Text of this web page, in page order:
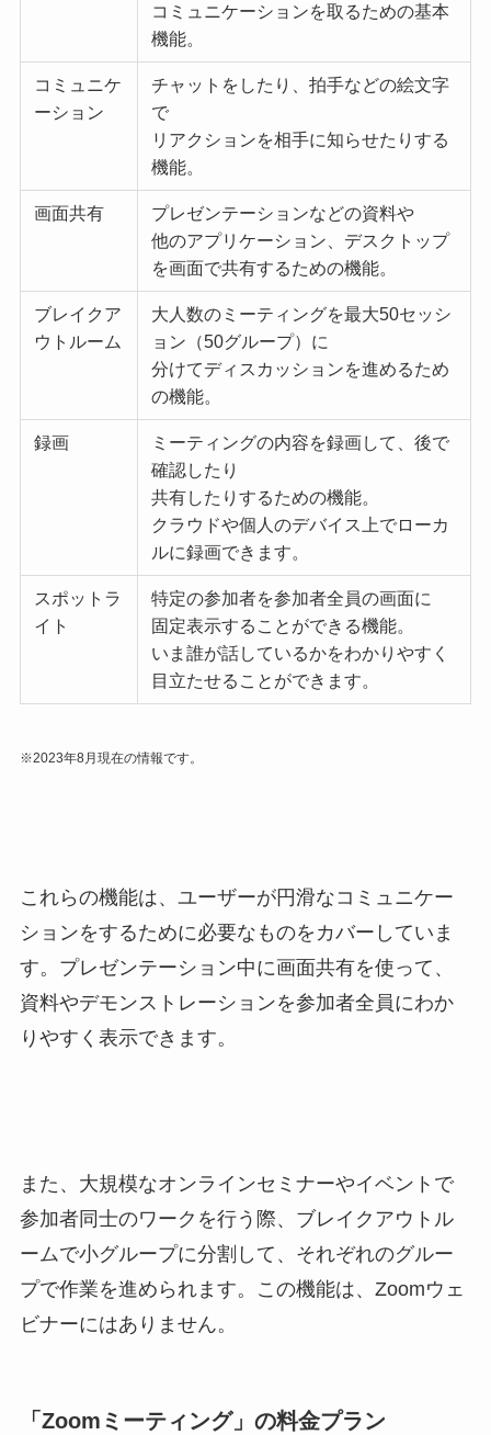
コミュニケーションを取るための基本
機能。
コミュニケ
ーション
チャットをしたり、拍手などの絵文字
で
リアクションを相手に知らせたりする
機能。
画面共有
プレゼンテーションなどの資料や
他のアプリケーション、デスクトップ
を画面で共有するための機能。
ブレイクア
ウトルーム
大人数のミーティングを最大50セッシ
ョン（50グループ）に
分けてディスカッションを進めるため
の機能。
録画
ミーティングの内容を録画して、後で
確認したり
共有したりするための機能。
クラウドや個人のデバイス上でローカ
ルに録画できます。
スポットラ
イト
特定の参加者を参加者全員の画面に
固定表示することができる機能。
いま誰が話しているかをわかりやすく
目立たせることができます。
※2023年8月現在の情報です。
これらの機能は、ユーザーが円滑なコミュニケー
ションをするために必要なものをカバーしていま
す。プレゼンテーション中に画面共有を使って、
資料やデモンストレーションを参加者全員にわか
りやすく表示できます。
また、大規模なオンラインセミナーやイベントで
参加者同士のワークを行う際、ブレイクアウトル
ームで小グループに分割して、それぞれのグルー
プで作業を進められます。この機能は、Zoomウェ
ビナーにはありません。
「Zoomミーティング」の料金プラン